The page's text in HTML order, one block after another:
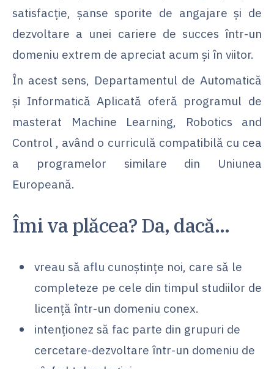
satisfacție, șanse sporite de angajare și de
dezvoltare a unei cariere de succes într-un
domeniu extrem de apreciat acum și în viitor.
În acest sens, Departamentul de Automatică
și Informatică Aplicată oferă programul de
masterat Machine Learning, Robotics and
Control , având o curriculă compatibilă cu cea
a programelor similare din Uniunea
Europeană.
Îmi va plăcea? Da, dacă…
vreau să aflu cunoștințe noi, care să le
completeze pe cele din timpul studiilor de
licență într-un domeniu conex.
intenționez să fac parte din grupuri de
cercetare-dezvoltare într-un domeniu de